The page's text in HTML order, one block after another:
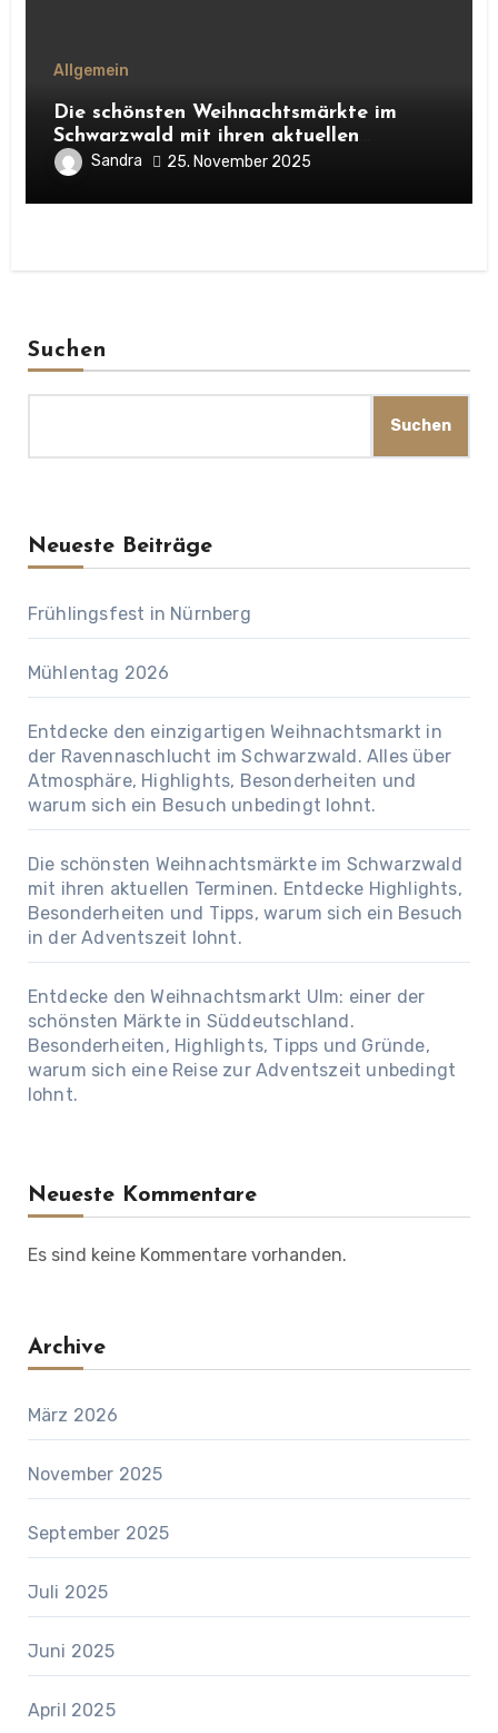
Allgemein
Die schönsten Weihnachtsmärkte im
Schwarzwald mit ihren aktuellen
Terminen. Entdecke Highlights,
ein Besuch in der Adventszeit lohnt.
Sandra 25. November 2025
Suchen
Suchen
Neueste Beiträge
Frühlingsfest in Nürnberg
Mühlentag 2026
Entdecke den einzigartigen Weihnachtsmarkt in
der Ravennaschlucht im Schwarzwald. Alles über
Atmosphäre, Highlights, Besonderheiten und
warum sich ein Besuch unbedingt lohnt.
Die schönsten Weihnachtsmärkte im Schwarzwald
mit ihren aktuellen Terminen. Entdecke Highlights,
Besonderheiten und Tipps, warum sich ein Besuch
in der Adventszeit lohnt.
Entdecke den Weihnachtsmarkt Ulm: einer der
schönsten Märkte in Süddeutschland.
Besonderheiten, Highlights, Tipps und Gründe,
warum sich eine Reise zur Adventszeit unbedingt
lohnt.
Neueste Kommentare
Es sind keine Kommentare vorhanden.
Archive
März 2026
November 2025
September 2025
Juli 2025
Juni 2025
April 2025